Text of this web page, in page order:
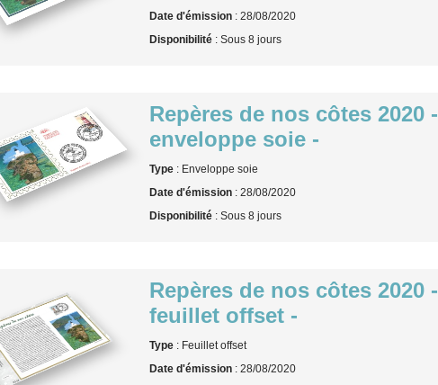
Date d'émission : 28/08/2020
Disponibilité : Sous 8 jours
Repères de nos côtes 2020 -
enveloppe soie -
Type : Enveloppe soie
Date d'émission : 28/08/2020
Disponibilité : Sous 8 jours
Repères de nos côtes 2020 -
feuillet offset -
Type : Feuillet offset
Date d'émission : 28/08/2020